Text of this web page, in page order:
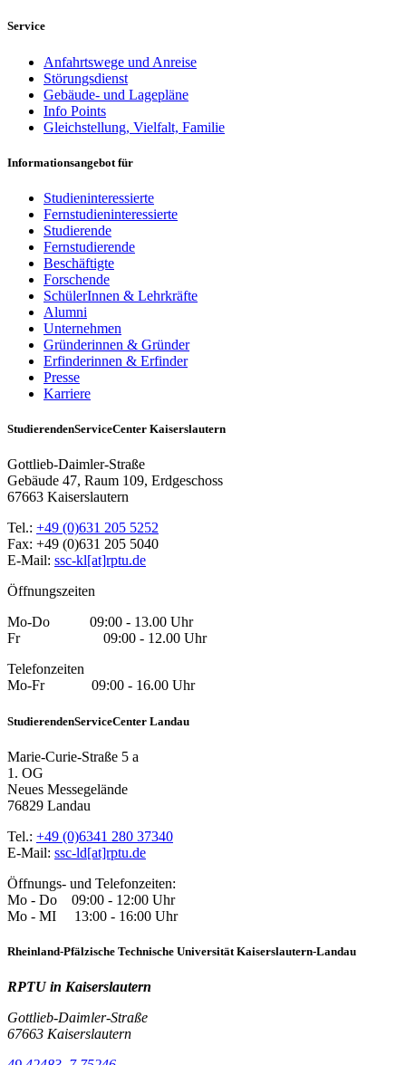
Service
Anfahrtswege und Anreise
Störungsdienst
Gebäude- und Lagepläne
Info Points
Gleichstellung, Vielfalt, Familie
Informationsangebot für
Studieninteressierte
Fernstudieninteressierte
Studierende
Fernstudierende
Beschäftigte
Forschende
SchülerInnen & Lehrkräfte
Alumni
Unternehmen
Gründerinnen & Gründer
Erfinderinnen & Erfinder
Presse
Karriere
StudierendenServiceCenter Kaiserslautern
Gottlieb-Daimler-Straße
Gebäude 47, Raum 109, Erdgeschoss
67663 Kaiserslautern
Tel.: +49 (0)631 205 5252
Fax: +49 (0)631 205 5040
E-Mail: ssc-kl[at]rptu.de
Öffnungszeiten
Mo-Do 09:00 - 13.00 Uhr
Fr 09:00 - 12.00 Uhr
Telefonzeiten
Mo-Fr 09:00 - 16.00 Uhr
StudierendenServiceCenter Landau
Marie-Curie-Straße 5 a
1. OG
Neues Messegelände
76829 Landau
Tel.: +49 (0)6341 280 37340
E-Mail: ssc-ld[at]rptu.de
Öffnungs- und Telefonzeiten:
Mo - Do 09:00 - 12:00 Uhr
Mo - MI 13:00 - 16:00 Uhr
Rheinland-Pfälzische Technische Universität Kaiserslautern-Landau
RPTU in Kaiserslautern
Gottlieb-Daimler-Straße
67663 Kaiserslautern